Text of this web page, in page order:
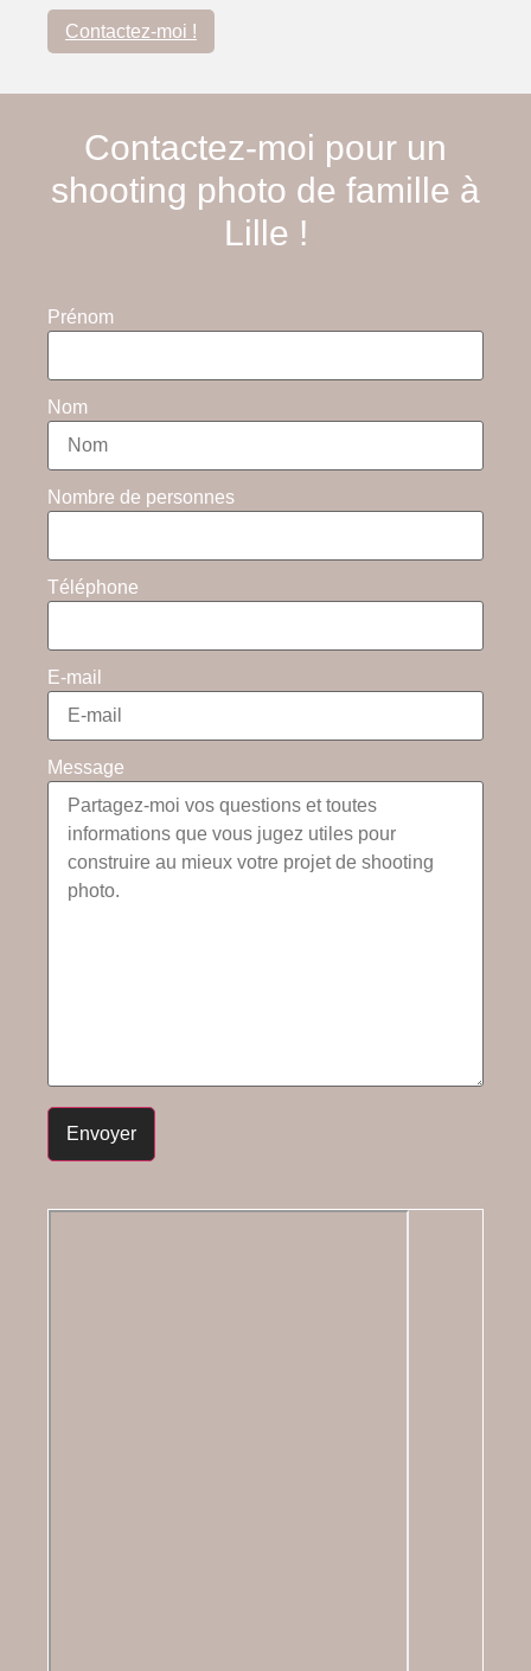
Contactez-moi !
Contactez-moi pour un
shooting photo de famille à
Lille !
Prénom
Nom
Nombre de personnes
Téléphone
E-mail
Message
Envoyer